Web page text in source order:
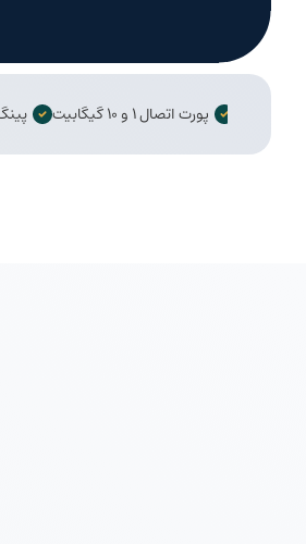
پورت اتصال ۱ و ۱۰ گیگابیت